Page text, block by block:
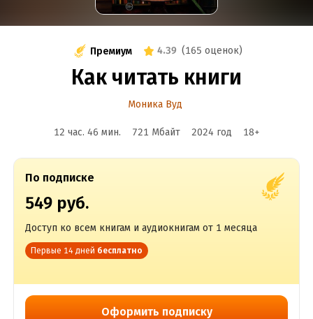
Премиум 4.39 (165 оценок)
Как читать книги
Моника Вуд
12 час. 46 мин. 721 Мбайт 2024 год 18+
По подписке
549 руб.
Доступ ко всем книгам и аудиокнигам от 1 месяца
Первые 14 дней бесплатно
Оформить подписку